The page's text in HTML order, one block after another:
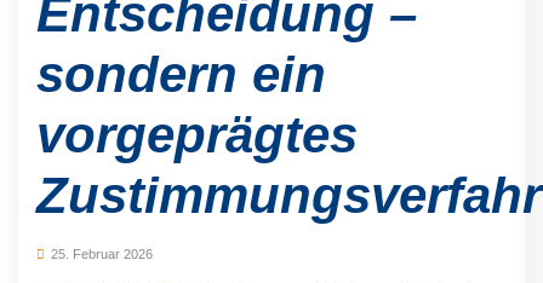
Entscheidung –
sondern ein
vorgeprägtes
25. Februar 2026